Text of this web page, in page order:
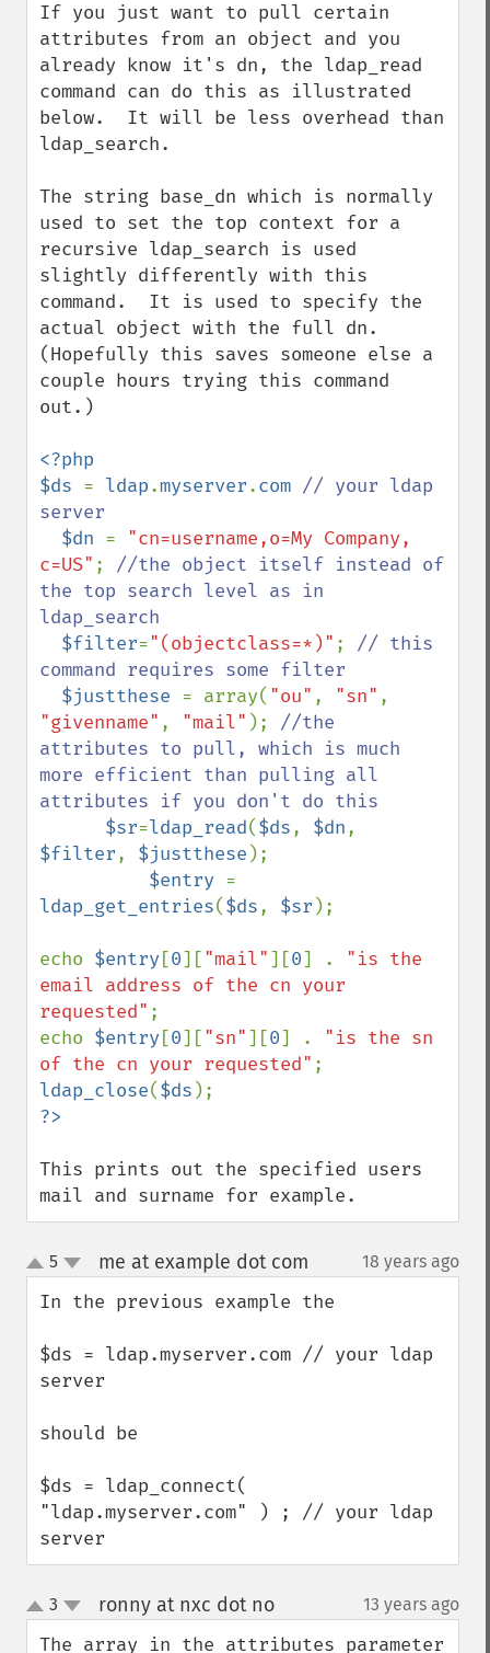
If you just want to pull certain
attributes from an object and you
already know it's dn, the ldap_read
command can do this as illustrated
below.  It will be less overhead than
ldap_search.
The string base_dn which is normally
used to set the top context for a
recursive ldap_search is used
slightly differently with this
command.  It is used to specify the
actual object with the full dn.
(Hopefully this saves someone else a
couple hours trying this command
out.)
<?php
$ds = ldap.myserver.com // your ldap
server
$dn = "cn=username,o=My Company,
c=US" ; //the object itself instead of
the top search level as in
ldap_search
$filter="(objectclass=*)" ; // this
command requires some filter
$justthese = array( "ou" , "sn"
"givenname" , "mail" ); //the
attributes to pull, which is much
more efficient than pulling all
attributes if you don't do this
$sr=ldap_read($ds, $dn
$filter, $justthese );
$entry
ldap_get_entries($ds, $sr );
echo $entry [0]["mail"][0] . "is the
email address of the cn your
requested" ;
echo $entry [0]["sn"][0] . "is the sn
of the cn your requested"
ldap_close($ds
?>
This prints out the specified users
mail and surname for example.
up
down
5 me at example dot com 18 years ago
In the previous example the
$ds = ldap.myserver.com // your ldap
server
should be
$ds = ldap_connect(
"ldap.myserver.com" ) ; // your ldap
server
up
down
3 ronny at nxc dot no¶ 13 years ago
The array in the attributes parameter